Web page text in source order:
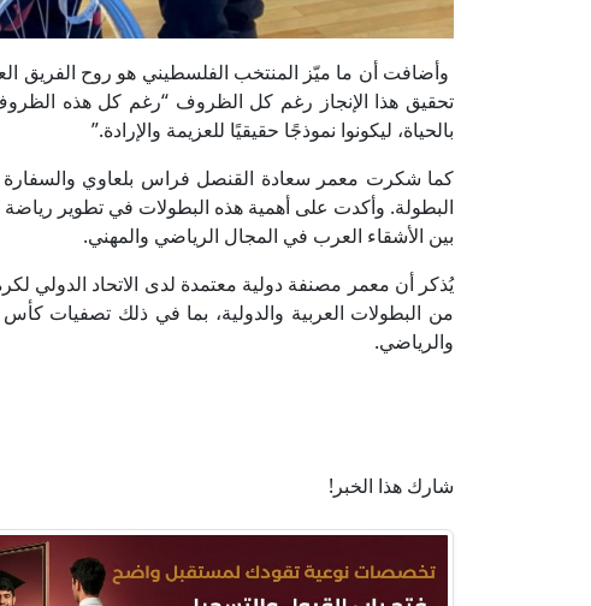
وأضافت أن ما ميّز المنتخب الفلسطيني هو روح الفريق
تحقيق هذا الإنجاز رغم كل الظروف “رغم كل هذه
بالحياة، ليكونوا نموذجًا حقيقيًا للعزيمة والإرادة.”
كما شكرت معمر سعادة القنصل فراس بلعاوي
البطولة. وأكدت على أهمية هذه البطولات في تطوير رياضة
بين الأشقاء العرب في المجال الرياضي والمهني.
من البطولات العربية والدولية، بما في ذلك تصفيات
والرياضي.
شارك هذا الخبر!